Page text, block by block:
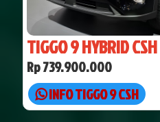
TIGGO 9 HYBRID CSH
Rp 739.900.000
INFO TIGGO 9 CSH